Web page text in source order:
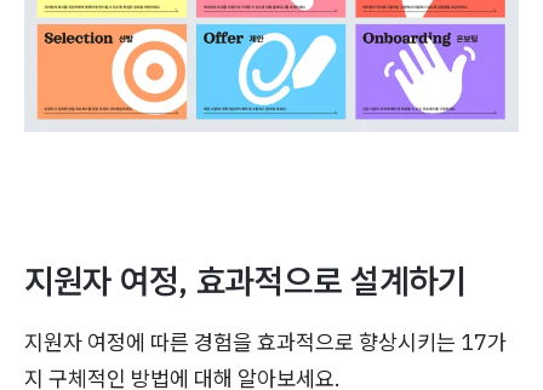
지원자 여정, 효과적으로 설계하기
지원자 여정에 따른 경험을 효과적으로 향상시키는 17가
지 구체적인 방법에 대해 알아보세요.